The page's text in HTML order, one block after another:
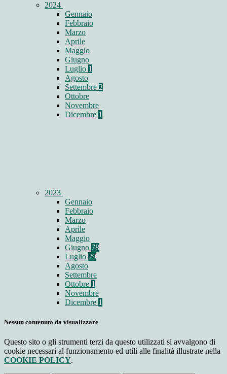
2024
Gennaio
Febbraio
Marzo
Aprile
Maggio
Giugno
Luglio 1
Agosto
Settembre 2
Ottobre
Novembre
Dicembre 1
2023
Gennaio
Febbraio
Marzo
Aprile
Maggio
Giugno 78
Luglio 29
Agosto
Settembre
Ottobre 1
Novembre
Dicembre 1
Nessun contenuto da visualizzare
Questo sito o gli strumenti terzi da questo utilizzati si avvalgono di
cookie necessari al funzionamento ed utili alle finalità illustrate nella
COOKIE POLICY.